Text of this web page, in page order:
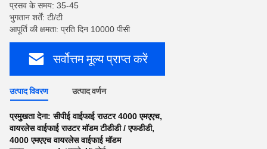
प्रसव के समय: 35-45
भुगतान शर्तें: टी/टी
आपूर्ति की क्षमता: प्रति दिन 10000 पीसी
सर्वोत्तम मूल्य प्राप्त करें
उत्पाद विवरण उत्पाद वर्णन
प्रमुखता देना:सीपीई वाईफाई राउटर 4000 एमएएच,
वायरलेस वाईफाई राउटर मॉडम टीडीडी / एफडीडी,
4000 एमएएच वायरलेस वाईफाई मॉडम